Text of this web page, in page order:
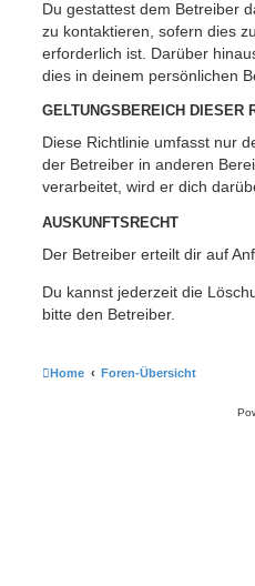
Du gestattest dem Betreiber
zu kontaktieren, sofern dies
erforderlich ist. Darüber
dies in deinem persönlichen
GELTUNGSBEREICH DIESER
Diese Richtlinie umfasst nur
der Betreiber in anderen
verarbeitet, wird er dich
AUSKUNFTSRECHT
Der Betreiber erteilt dir auf
Du kannst jederzeit die
bitte den Betreiber.
Home Foren-Übersicht